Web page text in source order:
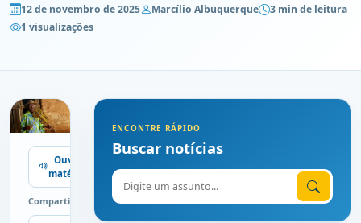
12 de novembro de 2025 Marcílio Albuquerque
3 min de leitura
1 visualizações
Ouvir
matéria
Compartilhe
ENCONTRE RÁPIDO
Buscar notícias
Digite o assunto